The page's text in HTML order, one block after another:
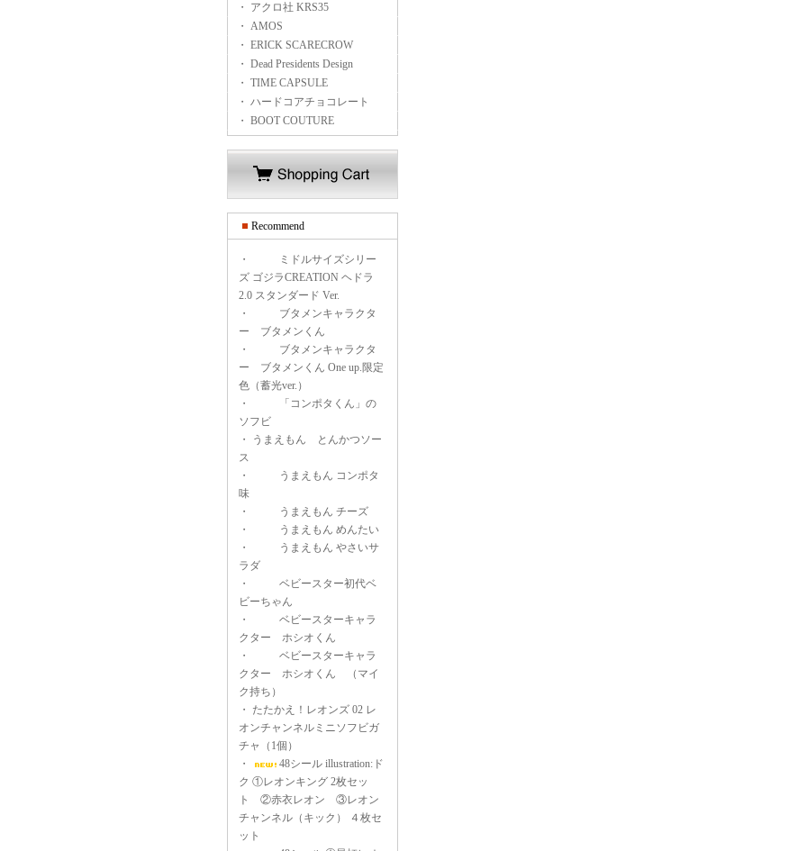
・ アクロ社 KRS35
・ AMOS
・ ERICK SCARECROW
・ Dead Presidents Design
・ TIME CAPSULE
・ ハードコアチョコレート
・ BOOT COUTURE
Recommend
・
ミドルサイズシリー
ズ ゴジラCREATION ヘドラ
2.0 スタンダード Ver.
・
ブタメンキャラクタ
ー ブタメンくん
・
ブタメンキャラクタ
ー ブタメンくん One up.限定
色（蓄光ver.）
・
「コンポタくん」の
ソフビ
・
うまえもん とんかつソー
ス
・
うまえもん コンポタ
味
・
うまえもん チーズ
・
うまえもん めんたい
・
うまえもん やさいサ
ラダ
・
ベビースター初代ベ
ビーちゃん
・
ベビースターキャラ
クター ホシオくん
・
ベビースターキャラ
クター ホシオくん （マイ
ク持ち）
・ たたかえ！レオンズ 02 レ
オンチャンネルミニソフビガ
チャ（1個）
・
48シール illustration:ド
ク ①レオンキング 2枚セッ
ト ②赤衣レオン ③レオン
チャンネル（キック） ４枚セ
ット